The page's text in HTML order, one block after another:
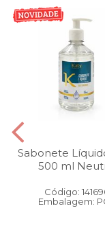
Sabonete
500 ml
Código:
Embalagem: